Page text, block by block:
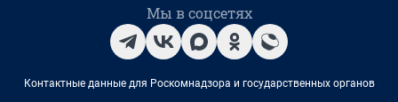
Мы в соцсетях
Контактные данные для Роскомнадзора и государственных органов